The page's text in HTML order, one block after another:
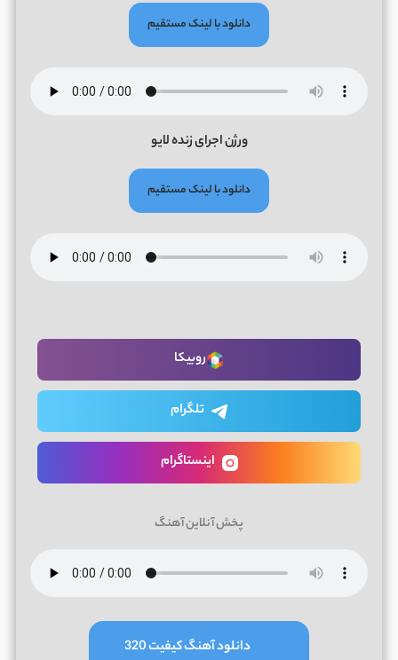
دانلود با لینک مستقیم
ورژن اجرای زنده لایو
دانلود با لینک مستقیم
روبیکا
تلگرام
اینستاگرام
پخش آنلاین آهنگ
دانلود آهنگ کیفیت 320